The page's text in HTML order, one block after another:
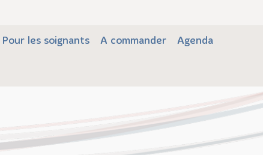
Pour les soignants A commander Agenda